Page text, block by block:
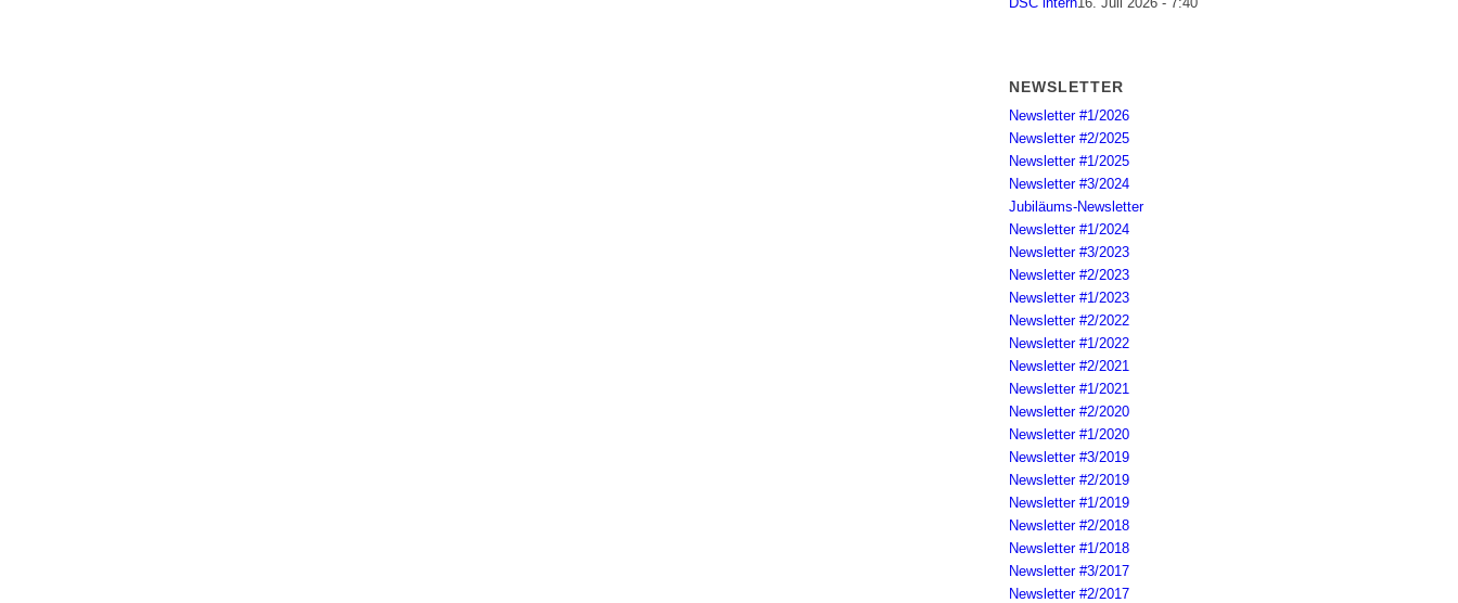
NEWSLETTER
Newsletter #1/2026
Newsletter #2/2025
Newsletter #1/2025
Newsletter #3/2024
Jubiläums-Newsletter
Newsletter #1/2024
Newsletter #3/2023
Newsletter #2/2023
Newsletter #1/2023
Newsletter #2/2022
Newsletter #1/2022
Newsletter #2/2021
Newsletter #1/2021
Newsletter #2/2020
Newsletter #1/2020
Newsletter #3/2019
Newsletter #2/2019
Newsletter #1/2019
Newsletter #2/2018
Newsletter #1/2018
Newsletter #3/2017
Newsletter #2/2017